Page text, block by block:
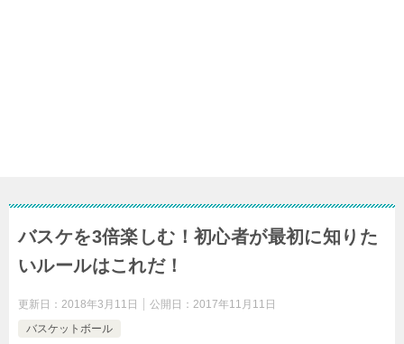
バスケを3倍楽しむ！初心者が最初に知りた
いルールはこれだ！
更新日： 2018年3月11日 公開日： 2017年11月11日
バスケットボール